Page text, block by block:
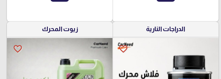
الدراجات النارية
favorite_border
زيوت المحرك
favorite_border